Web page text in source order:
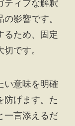
ティブな解釈
影響です。
るため、固定
です。
い意味を明確
防げます。た
一言添えるだ